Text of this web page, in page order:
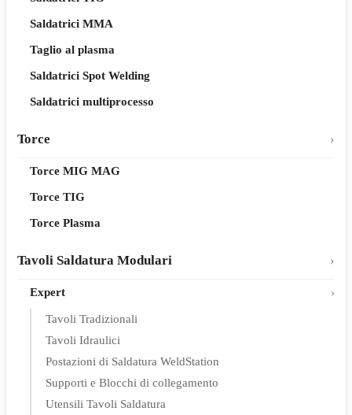
Saldatrici MMA
Taglio al plasma
Saldatrici Spot Welding
Saldatrici multiprocesso
Torce
Torce MIG MAG
Torce TIG
Torce Plasma
Tavoli Saldatura Modulari
Expert
Tavoli Tradizionali
Tavoli Idraulici
Postazioni di Saldatura WeldStation
Supporti e Blocchi di collegamento
Utensili Tavoli Saldatura